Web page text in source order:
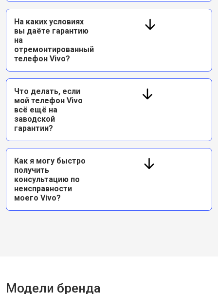
На каких условиях
вы даёте гарантию
на
отремонтированный
телефон Vivo?
Что делать, если
мой телефон Vivo
всё ещё на
заводской
гарантии?
Как я могу быстро
получить
консультацию по
неисправности
моего Vivo?
Модели бренда